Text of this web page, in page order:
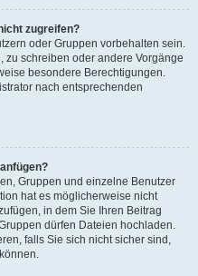
zugreifen?
oder Gruppen vorbehalten sein.
zu schreiben oder andere Vorgänge
besondere Berechtigungen.
nach entsprechenden
Gruppen und einzelne Benutzer
hat es möglicherweise nicht
in dem Sie Ihren Beitrag
dürfen Dateien hochladen.
falls Sie sich nicht sicher sind,